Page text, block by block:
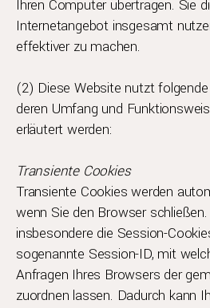
Ihren Computer übertragen. Sie
Internetangebot insgesamt
effektiver zu machen.
(2) Diese Website nutzt
deren Umfang und
erläutert werden:
Transiente Cookies
Transiente Cookies werden
wenn Sie den Browser
insbesondere die Session-
sogenannte Session-ID, mit
Anfragen Ihres Browsers der
zuordnen lassen. Dadurch kann